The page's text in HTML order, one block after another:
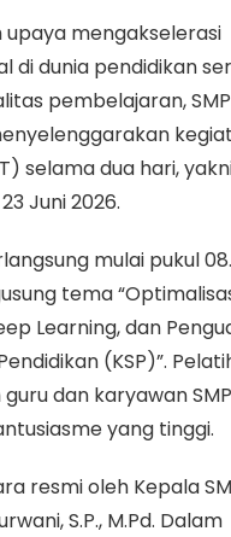
upaya mengakselerasi
di dunia pendidikan
pembelajaran,
selama dua hari,
Juni 2026.
mulai pukul
tema
Learning, dan
(KSP)”.
dan karyawan
yang tinggi.
resmi oleh Kepala
S.P., M.Pd. Dalam